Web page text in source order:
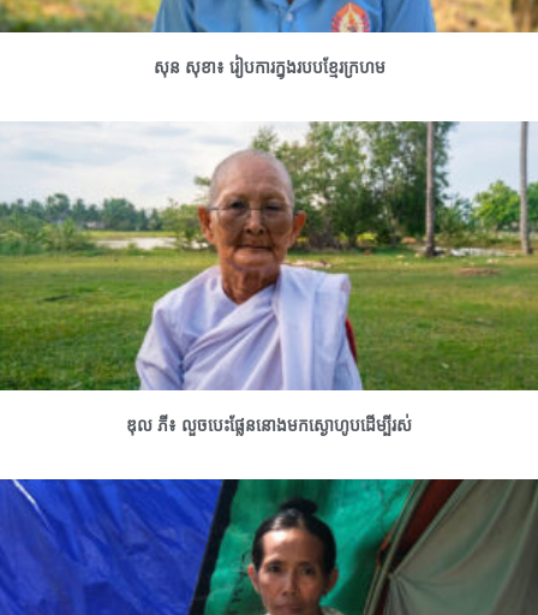
សុន សុខា៖ រៀបការក្នុងរបបខ្មែរក្រហម
ឌុល ភី៖ លួចបេះផ្លែននោងមកស្ងោហូបដើម្បីរស់